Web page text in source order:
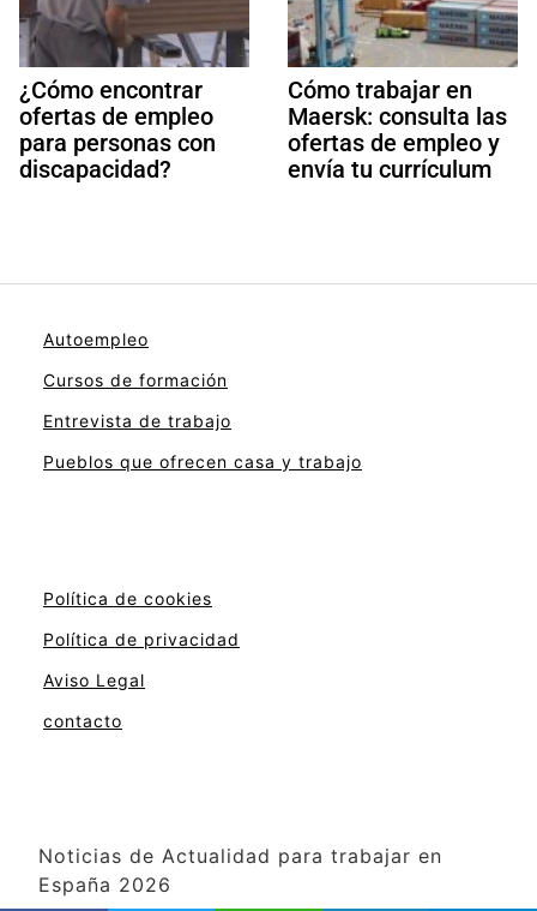
¿Cómo encontrar
ofertas de empleo
para personas con
discapacidad?
Cómo trabajar en
Maersk: consulta las
ofertas de empleo y
envía tu currículum
Autoempleo
Cursos de formación
Entrevista de trabajo
Pueblos que ofrecen casa y trabajo
Política de cookies
Política de privacidad
Aviso Legal
contacto
Noticias de Actualidad para trabajar en
España 2026